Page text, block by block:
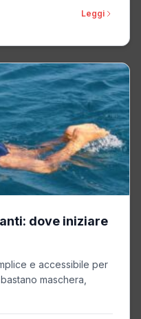
Leggi
dove iniziare
e accessibile per
maschera,